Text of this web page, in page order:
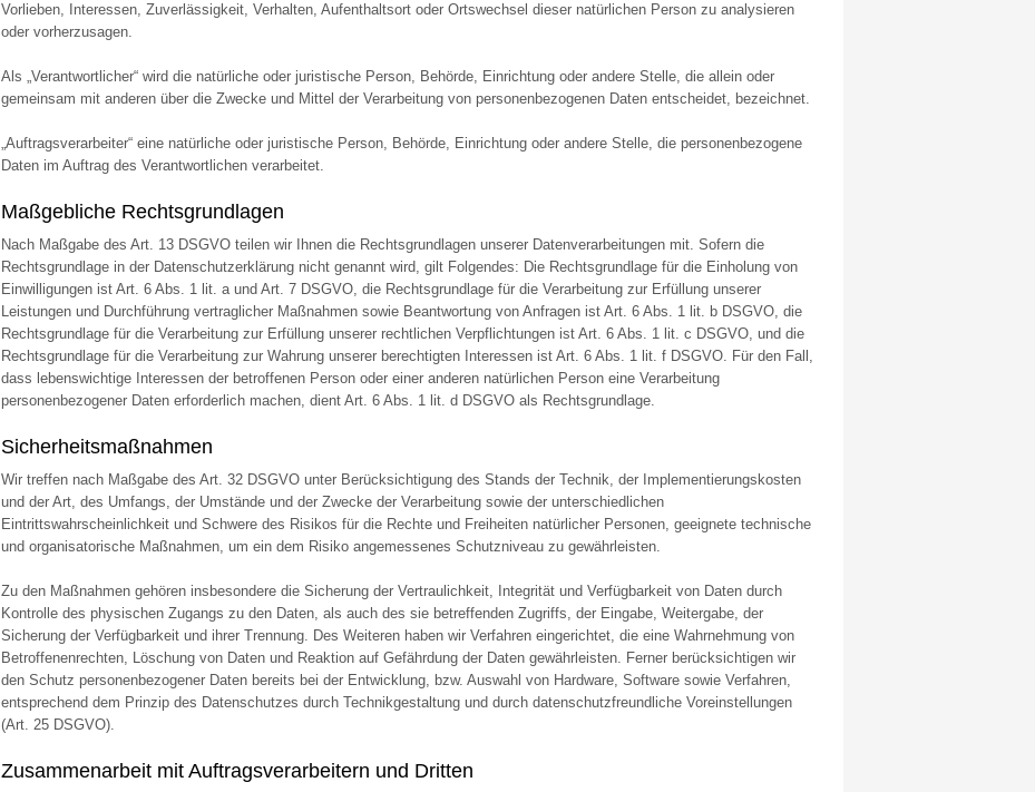
Vorlieben, Interessen, Zuverlässigkeit, Verhalten, Aufenthaltsort oder Ortswechsel dieser natürlichen Person zu analysieren
oder vorherzusagen.
Als „Verantwortlicher“ wird die natürliche oder juristische Person, Behörde, Einrichtung oder andere Stelle, die allein oder
gemeinsam mit anderen über die Zwecke und Mittel der Verarbeitung von personenbezogenen Daten entscheidet, bezeichnet.
„Auftragsverarbeiter“ eine natürliche oder juristische Person, Behörde, Einrichtung oder andere Stelle, die personenbezogene
Daten im Auftrag des Verantwortlichen verarbeitet.
Maßgebliche Rechtsgrundlagen
Nach Maßgabe des Art. 13 DSGVO teilen wir Ihnen die Rechtsgrundlagen unserer Datenverarbeitungen mit. Sofern die
Rechtsgrundlage in der Datenschutzerklärung nicht genannt wird, gilt Folgendes: Die Rechtsgrundlage für die Einholung von
Einwilligungen ist Art. 6 Abs. 1 lit. a und Art. 7 DSGVO, die Rechtsgrundlage für die Verarbeitung zur Erfüllung unserer
Leistungen und Durchführung vertraglicher Maßnahmen sowie Beantwortung von Anfragen ist Art. 6 Abs. 1 lit. b DSGVO, die
Rechtsgrundlage für die Verarbeitung zur Erfüllung unserer rechtlichen Verpflichtungen ist Art. 6 Abs. 1 lit. c DSGVO, und die
Rechtsgrundlage für die Verarbeitung zur Wahrung unserer berechtigten Interessen ist Art. 6 Abs. 1 lit. f DSGVO. Für den Fall,
dass lebenswichtige Interessen der betroffenen Person oder einer anderen natürlichen Person eine Verarbeitung
personenbezogener Daten erforderlich machen, dient Art. 6 Abs. 1 lit. d DSGVO als Rechtsgrundlage.
Sicherheitsmaßnahmen
Wir treffen nach Maßgabe des Art. 32 DSGVO unter Berücksichtigung des Stands der Technik, der Implementierungskosten
und der Art, des Umfangs, der Umstände und der Zwecke der Verarbeitung sowie der unterschiedlichen
Eintrittswahrscheinlichkeit und Schwere des Risikos für die Rechte und Freiheiten natürlicher Personen, geeignete technische
und organisatorische Maßnahmen, um ein dem Risiko angemessenes Schutzniveau zu gewährleisten.
Zu den Maßnahmen gehören insbesondere die Sicherung der Vertraulichkeit, Integrität und Verfügbarkeit von Daten durch
Kontrolle des physischen Zugangs zu den Daten, als auch des sie betreffenden Zugriffs, der Eingabe, Weitergabe, der
Sicherung der Verfügbarkeit und ihrer Trennung. Des Weiteren haben wir Verfahren eingerichtet, die eine Wahrnehmung von
Betroffenenrechten, Löschung von Daten und Reaktion auf Gefährdung der Daten gewährleisten. Ferner berücksichtigen wir
den Schutz personenbezogener Daten bereits bei der Entwicklung, bzw. Auswahl von Hardware, Software sowie Verfahren,
entsprechend dem Prinzip des Datenschutzes durch Technikgestaltung und durch datenschutzfreundliche Voreinstellungen
(Art. 25 DSGVO).
Zusammenarbeit mit Auftragsverarbeitern und Dritten